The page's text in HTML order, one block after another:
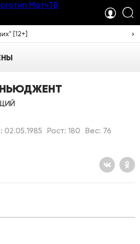
[12+]
Рост: 180 Вес: 76